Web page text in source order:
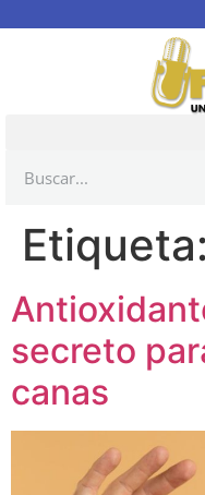
Etiqueta:
secreto
canas